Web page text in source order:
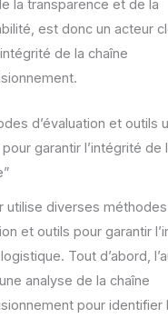
la transparence et de la
est donc un acteur
de la chaîne
d’évaluation et outils
pour garantir l’intégrité de
utilise diverses méthodes
et outils pour garantir
Tout d’abord,
analyse de la chaîne
pour identifier